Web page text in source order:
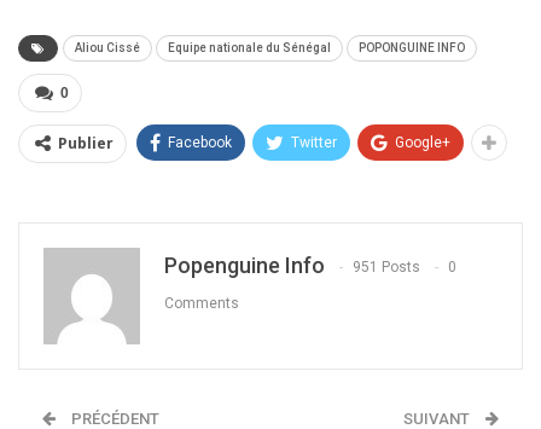
Aliou Cissé Equipe nationale du Sénégal POPONGUINE INFO
0
Publier Facebook Twitter Google+
Popenguine Info 951 Posts 0
Comments
PRÉCÉDENT SUIVANT